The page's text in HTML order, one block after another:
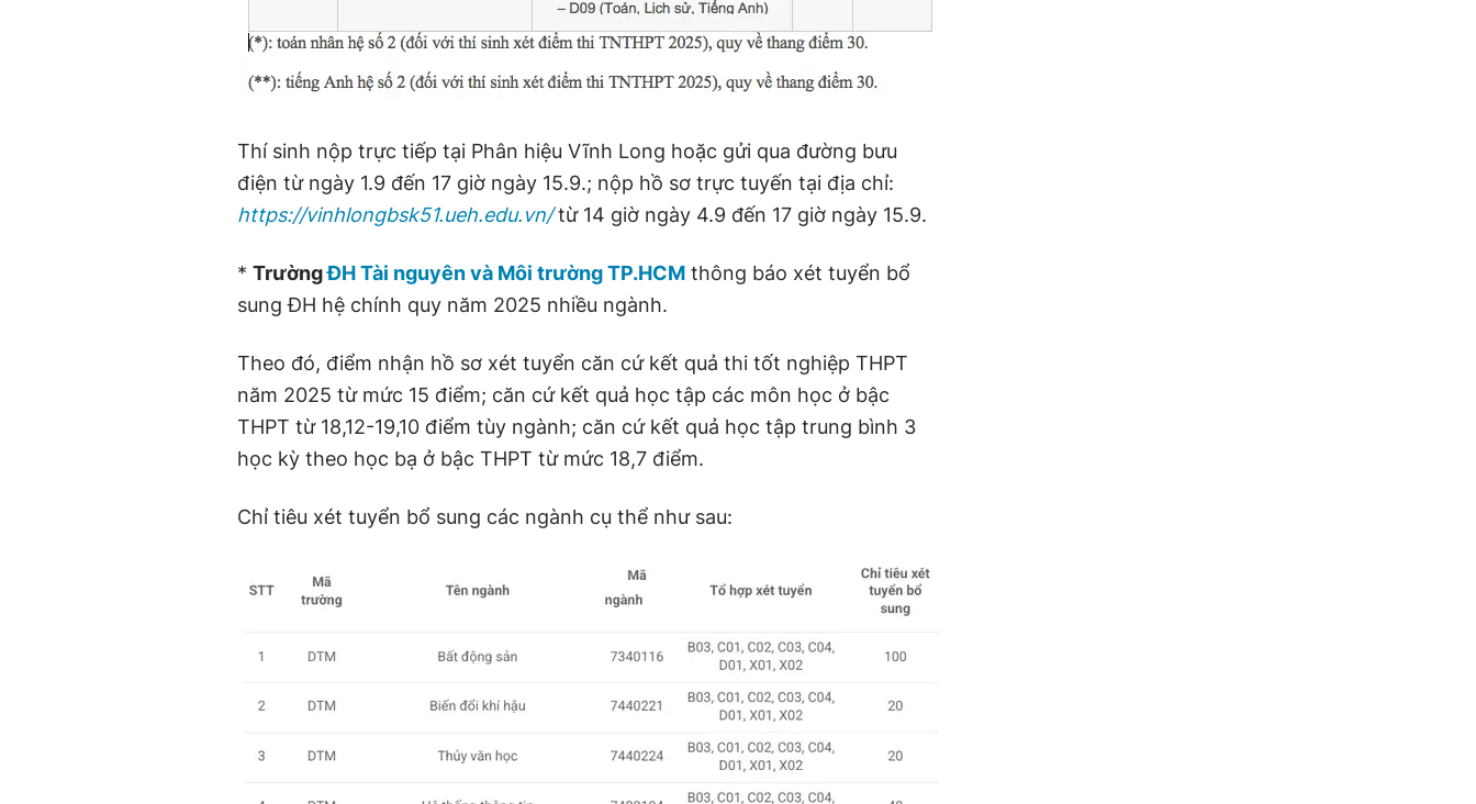
Thí sinh nộp trực tiếp tại Phân hiệu Vĩnh Long hoặc gửi qua đường bưu
điện từ ngày 1.9 đến 17 giờ ngày 15.9.; nộp hồ sơ trực tuyến tại địa chỉ:
https://vinhlongbsk51.ueh.edu.vn/ từ 14 giờ ngày 4.9 đến 17 giờ ngày 15.9.
* TrườngĐH Tài nguyên và Môi trường TP.HCM thông báo xét tuyển bổ
sung ĐH hệ chính quy năm 2025 nhiều ngành.
Theo đó, điểm nhận hồ sơ xét tuyển căn cứ kết quả thi tốt nghiệp THPT
năm 2025 từ mức 15 điểm; căn cứ kết quả học tập các môn học ở bậc
THPT từ 18,12-19,10 điểm tùy ngành; căn cứ kết quả học tập trung bình 3
học kỳ theo học bạ ở bậc THPT từ mức 18,7 điểm.
Chỉ tiêu xét tuyển bổ sung các ngành cụ thể như sau: